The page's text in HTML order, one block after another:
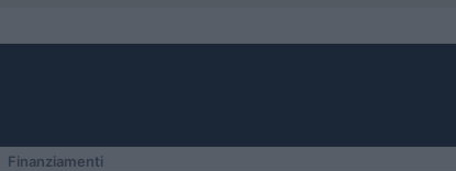
Finanziamenti